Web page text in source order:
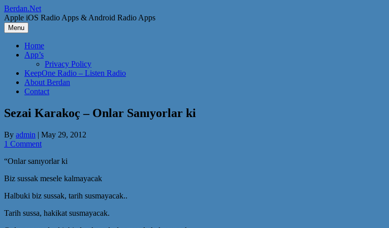
Skip
to
content
Berdan.Net
Apple iOS Radio Apps & Android Radio Apps
Menu
Home
App’s
Privacy Policy
KeepOne Radio – Listen Radio
About Berdan
Contact
Sezai Karakoç – Onlar Sanıyorlar ki
By admin | May 29, 2012
1 Comment
“Onlar sanıyorlar ki
Biz sussak mesele kalmayacak
Halbuki biz sussak, tarih susmayacak..
Tarih sussa, hakikat susmayacak.